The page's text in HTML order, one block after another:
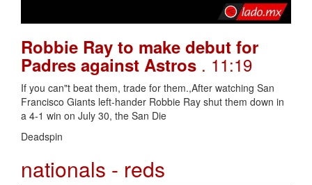
Robbie Ray to make debut for
Padres against Astros . 11:19
If you can"t beat them, trade for them.,After watching San
Francisco Giants left-hander Robbie Ray shut them down in
a 4-1 win on July 30, the San Die
Deadspin
nationals - reds